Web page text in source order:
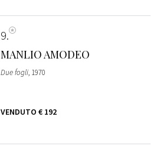
9
MANLIO AMODEO
Due fogli, 1970
VENDUTO € 192